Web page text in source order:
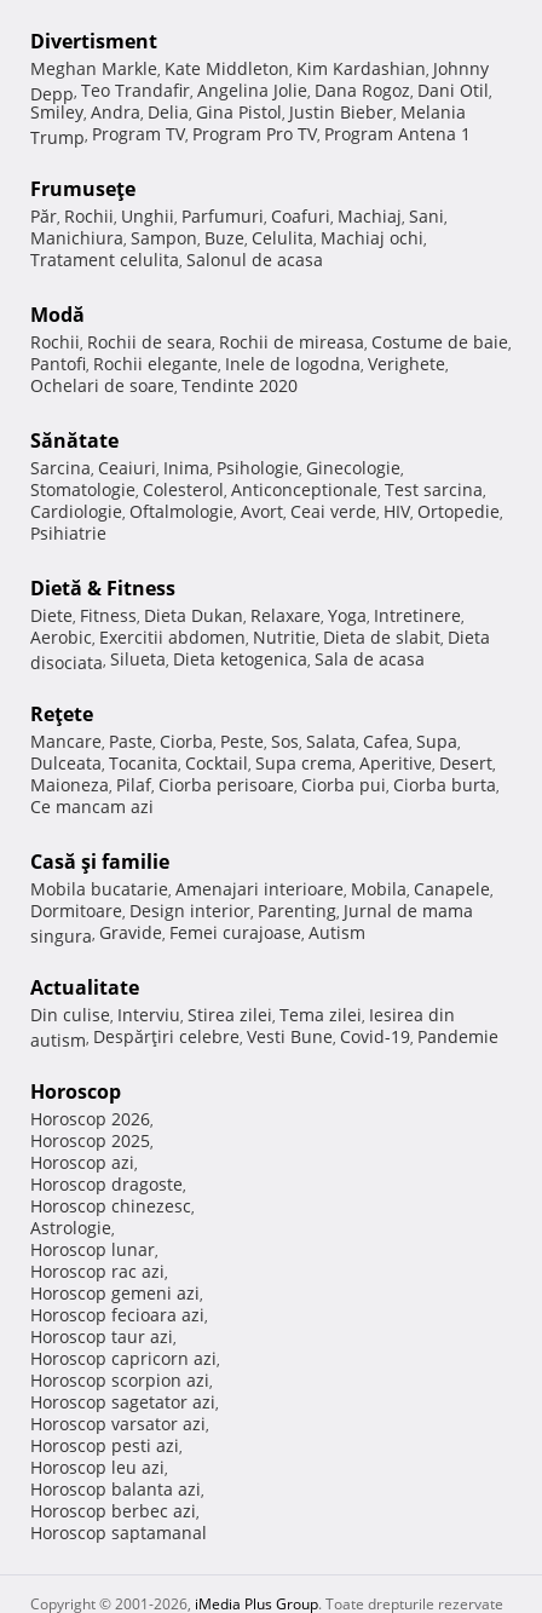
Divertisment
Meghan Markle, Kate Middleton, Kim Kardashian, Johnny
Depp, Teo Trandafir, Angelina Jolie, Dana Rogoz, Dani Otil,
Smiley, Andra, Delia, Gina Pistol, Justin Bieber, Melania
Trump, Program TV, Program Pro TV, Program Antena 1
Frumuseţe
Păr, Rochii, Unghii, Parfumuri, Coafuri, Machiaj, Sani,
Manichiura, Sampon, Buze, Celulita, Machiaj ochi,
Tratament celulita, Salonul de acasa
Modă
Rochii, Rochii de seara, Rochii de mireasa, Costume de baie,
Pantofi, Rochii elegante, Inele de logodna, Verighete,
Ochelari de soare, Tendinte 2020
Sănătate
Sarcina, Ceaiuri, Inima, Psihologie, Ginecologie,
Stomatologie, Colesterol, Anticonceptionale, Test sarcina,
Cardiologie, Oftalmologie, Avort, Ceai verde, HIV, Ortopedie,
Psihiatrie
Dietă & Fitness
Diete, Fitness, Dieta Dukan, Relaxare, Yoga, Intretinere,
Aerobic, Exercitii abdomen, Nutritie, Dieta de slabit, Dieta
disociata, Silueta, Dieta ketogenica, Sala de acasa
Reţete
Mancare, Paste, Ciorba, Peste, Sos, Salata, Cafea, Supa,
Dulceata, Tocanita, Cocktail, Supa crema, Aperitive, Desert,
Maioneza, Pilaf, Ciorba perisoare, Ciorba pui, Ciorba burta,
Ce mancam azi
Casă şi familie
Mobila bucatarie, Amenajari interioare, Mobila, Canapele,
Dormitoare, Design interior, Parenting, Jurnal de mama
singura, Gravide, Femei curajoase, Autism
Actualitate
Din culise, Interviu, Stirea zilei, Tema zilei, Iesirea din
autism, Despărţiri celebre, Vesti Bune, Covid-19, Pandemie
Horoscop
Horoscop 2026,
Horoscop 2025,
Horoscop azi,
Horoscop dragoste,
Horoscop chinezesc,
Astrologie,
Horoscop lunar,
Horoscop rac azi,
Horoscop gemeni azi,
Horoscop fecioara azi,
Horoscop taur azi,
Horoscop capricorn azi,
Horoscop scorpion azi,
Horoscop sagetator azi,
Horoscop varsator azi,
Horoscop pesti azi,
Horoscop leu azi,
Horoscop balanta azi,
Horoscop berbec azi,
Horoscop saptamanal
Copyright © 2001-2026, iMedia Plus Group. Toate drepturile rezervate